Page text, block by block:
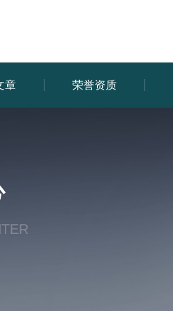
章 荣誉资质